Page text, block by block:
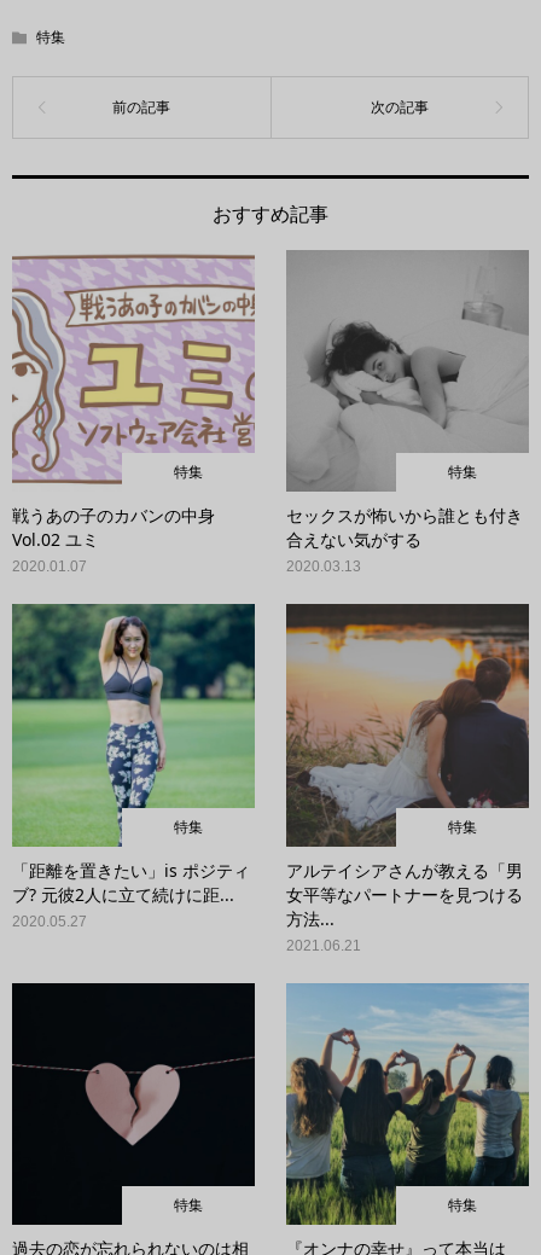
特集
おすすめ記事
特集
戦うあの子のカバンの中身
Vol.02 ユミ
2020.01.07
特集
セックスが怖いから誰とも付き
合えない気がする
2020.03.13
特集
「距離を置きたい」is ポジティ
ブ? 元彼2人に立て続けに距...
2020.05.27
特集
アルテイシアさんが教える「男
女平等なパートナーを見つける
方法...
2021.06.21
特集
過去の恋が忘れられないのは相
特集
『オンナの幸せ』って本当は